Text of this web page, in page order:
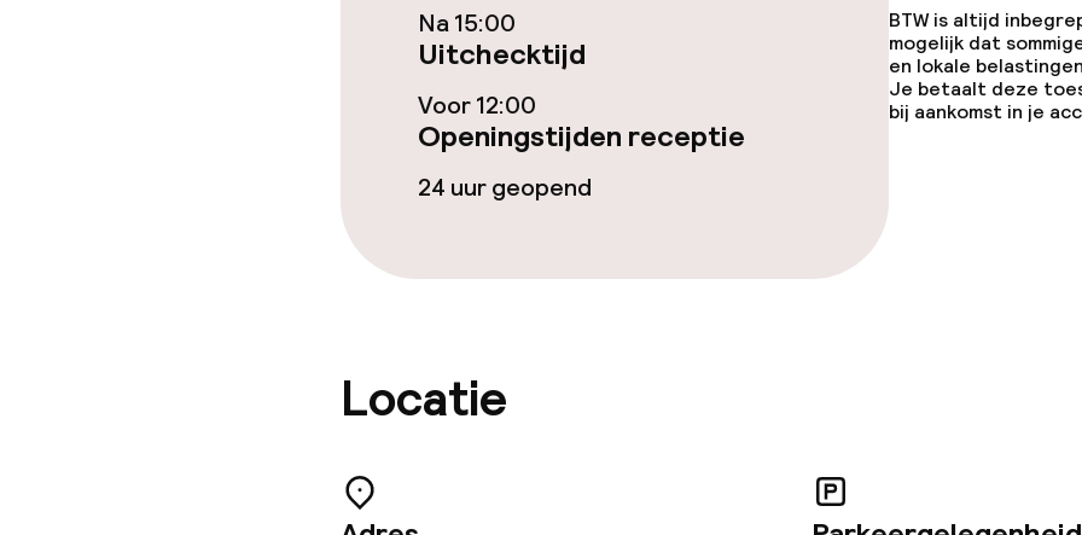
Entertainment
Gratis wifi
Eet- en drinkgelegenheden
Restaurant
Na 15:00
Uitchecktijd
Voor 12:00
Openingstijden receptie
24 uur geopend
BTW is altijd
mogelijk dat
en lokale
Je betaalt deze
bij aankomst in je
Locatie